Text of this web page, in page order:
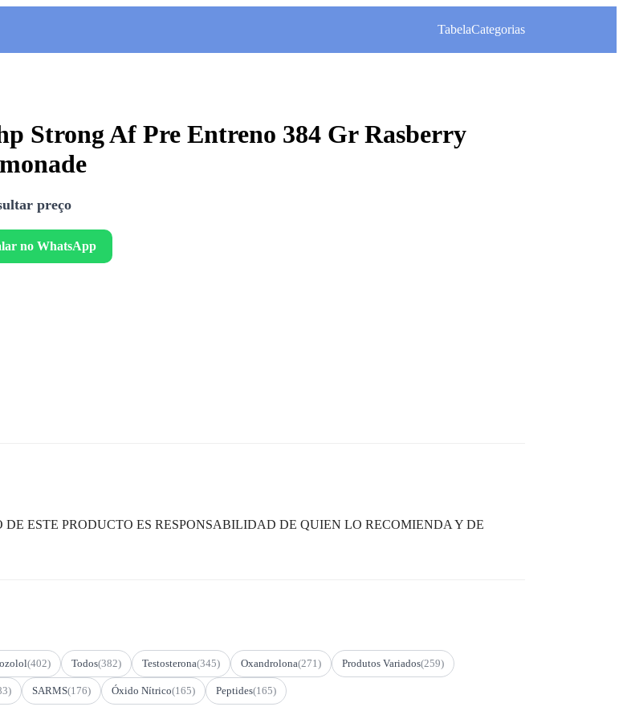
TabelaCategorias
Strong Af Pre Entreno 384 Gr Rasberry
preço
no WhatsApp
ESTE PRODUCTO ES RESPONSABILIDAD DE QUIEN LO RECOMIENDA Y DE
(402) Todos(382) Testosterona(345) Oxandrolona(271) Produtos Variados(259)
SARMS(176) Óxido Nítrico(165) Peptides(165)